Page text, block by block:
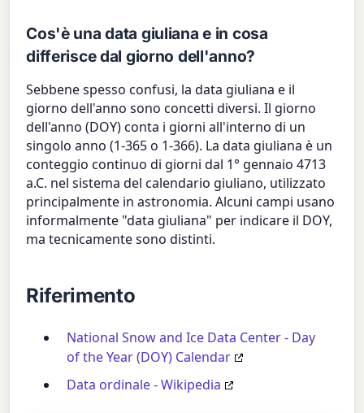
Cos'è una data giuliana e in cosa
differisce dal giorno dell'anno?
Sebbene spesso confusi, la data giuliana e il
giorno dell'anno sono concetti diversi. Il giorno
dell'anno (DOY) conta i giorni all'interno di un
singolo anno (1-365 o 1-366). La data giuliana è un
conteggio continuo di giorni dal 1° gennaio 4713
a.C. nel sistema del calendario giuliano, utilizzato
principalmente in astronomia. Alcuni campi usano
informalmente "data giuliana" per indicare il DOY,
ma tecnicamente sono distinti.
Riferimento
National Snow and Ice Data Center - Day
of the Year (DOY) Calendar
Data ordinale - Wikipedia